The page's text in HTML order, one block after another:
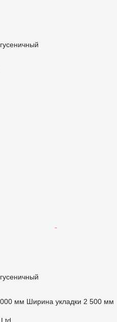
мм Ширина укладки 2 500 мм